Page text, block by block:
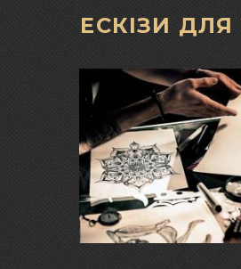
ЕСКІЗИ ДЛЯ